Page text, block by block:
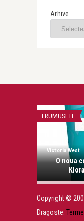
Arhive
FRUMUSETE
Victoria West
O noua
Copyright ©
Dragoste.